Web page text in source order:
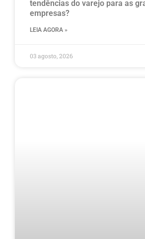
tendências do varejo para as
empresas?
LEIA AGORA »
03 agosto, 2026